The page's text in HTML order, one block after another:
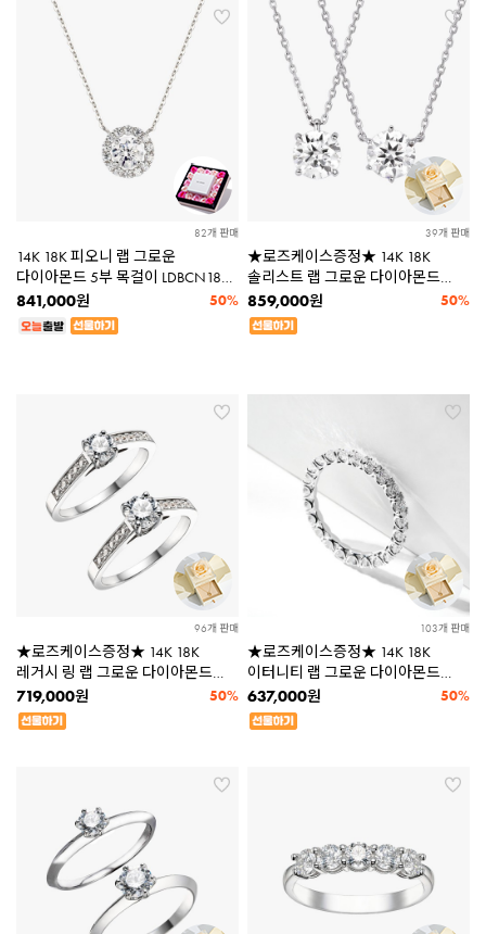
82개 판매
14K 18K 피오니 랩 그로운
다이아몬드 5부 목걸이 LDBCN186
★플라워패키지증정★
50%
841,000원
39개 판매
★로즈케이스증정★ 14K 18K
솔리스트 랩 그로운 다이아몬드
1캐럿 목걸이 LDBCN220
LDBCN223
50%
859,000원
96개 판매
★로즈케이스증정★ 14K 18K
레거시 링 랩 그로운 다이아몬드
3부 5부 반지 LDBCR193 [2종택1]50%
719,000원
103개 판매
★로즈케이스증정★ 14K 18K
이터니티 랩 그로운 다이아몬드
2.5mm 반지 LDBCR191
50%
637,000원